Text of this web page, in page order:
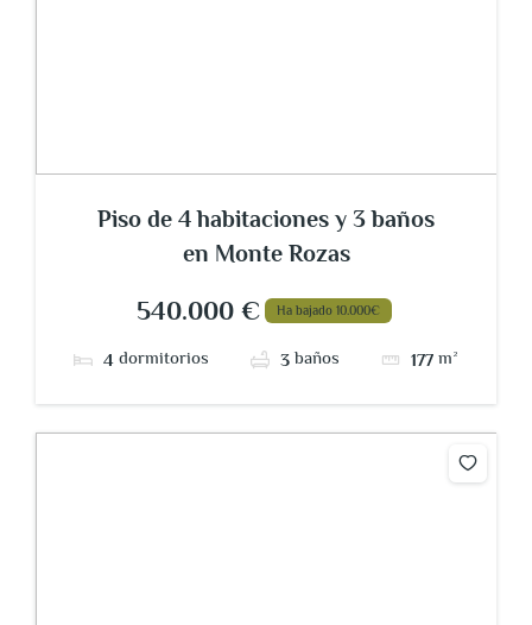
Piso de 4 habitaciones y 3 baños
en Monte Rozas
540.000 € Ha bajado 10.000€
4 dormitorios 3 baños 177m²